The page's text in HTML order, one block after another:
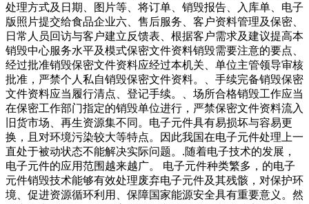
处理方式及日期、图片等、将订单、销毁报告、入库单、电子
版照片提交给食品企业六、售后服务、客户资料管理及保密、
日常人员回访与客户建立反馈表、根据客户需求及建议提高本
销毁中心服务水平及模式保密文件资料销毁需要注意的要点、
经过批准销毁保密文件资料应经过本机关、单位主管领导审核
批准，严禁个人私自销毁保密文件资料。、手续完备销毁保密
文件资料应当履行清点、登记手续。、场所合格销毁工作应当
在保密工作部门指定的销毁单位进行，严禁保密文件资料流入
旧货市场、再生资源集不同。电子元件具有易损坏与容易更
换，且对环境污染较大等特点。因此我国在电子元件处理上一
直处于被动状态不能解决实际问题。.随着电子技术的发展，
电子元件的应用范围越来越广。 电子元件种类繁多，的电子
元件销毁技术能够有效处理废弃电子元件及其残骸，对保护环
境、促进资源循环利用、保障国家能源安全具有重要意义。然